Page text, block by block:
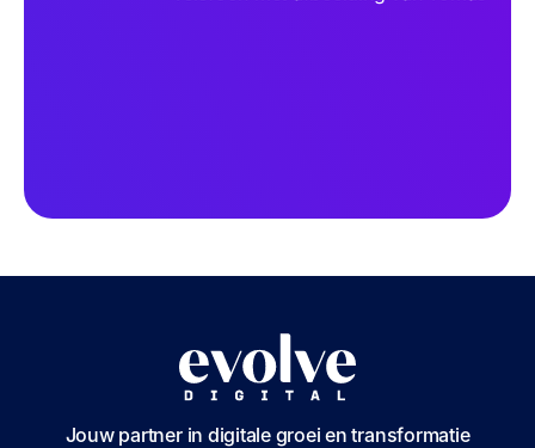
Jouw partner in digitale groei en transformatie